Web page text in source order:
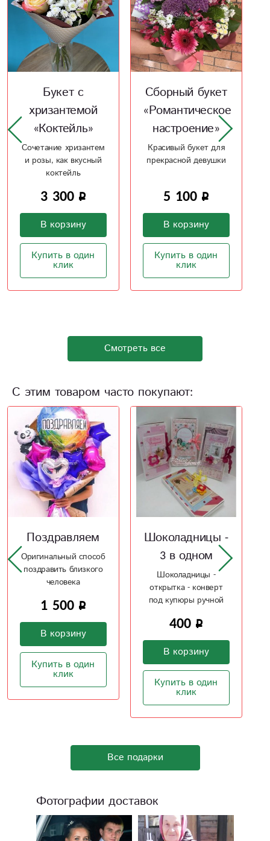
Сборный букет
«Романтическое
настроение»
Красивый букет для
прекрасной девушки
5 100
В корзину
Купить в один
клик
Сборный букет
кустовых роз и
хризантем
«Нежность»
Для ярких и стильных,
трепетных этот
нежный букет
5 200
В корзину
Смотреть все
С этим товаром часто покупают:
Шоколадницы -
3 в одном
Шоколадницы -
открытка - конверт
под купюры ручной
работы
400
В корзину
Керамическая
ваза Рельеф
Серый цвет
керамической вазы
отличный подарок
1 100
В корзину
Купить в один
клик
Все подарки
Фотографии доставок